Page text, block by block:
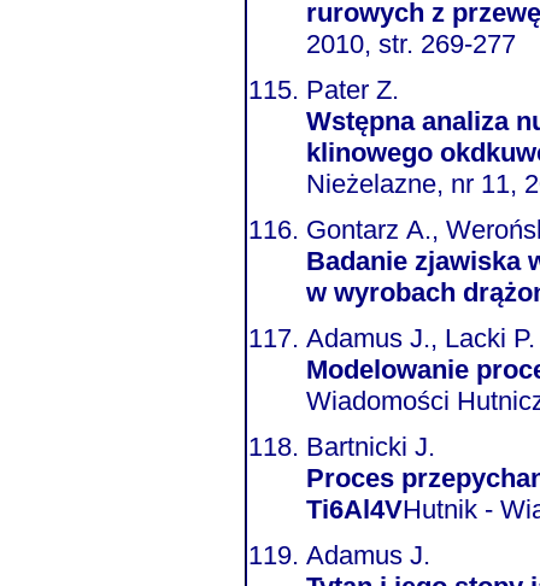
rurowych z
2010, str. 269-277
Pater Z.
Wstępna analiza
klinowego
Nieżelazne, nr 11,
Gontarz A.,
Badanie zjawiska
w wyrobach
Adamus J., Lacki P.
Modelowanie
Wiadomości
Bartnicki J.
Proces
Ti6Al4VHutnik -
Adamus J.